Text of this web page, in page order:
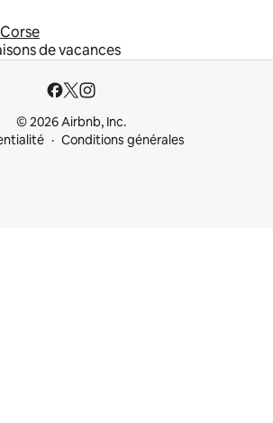
Corse
de vacances
© 2026 Airbnb, Inc.
Conditions générales